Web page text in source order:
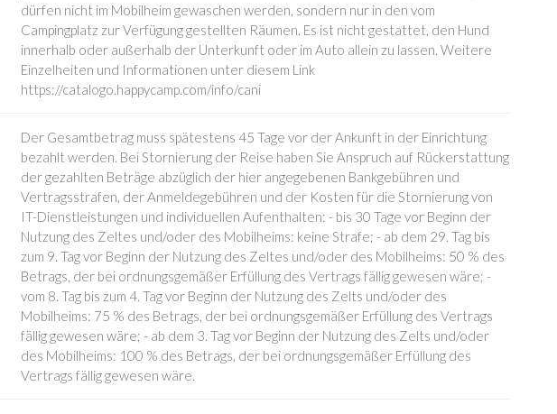
dürfen nicht im Mobilheim gewaschen werden, sondern nur in den vom
Campingplatz zur Verfügung gestellten Räumen. Es ist nicht gestattet, den Hund
innerhalb oder außerhalb der Unterkunft oder im Auto allein zu lassen. Weitere
Einzelheiten und Informationen unter diesem Link
https://catalogo.happycamp.com/info/cani
Der Gesamtbetrag muss spätestens 45 Tage vor der Ankunft in der Einrichtung
bezahlt werden. Bei Stornierung der Reise haben Sie Anspruch auf Rückerstattung
der gezahlten Beträge abzüglich der hier angegebenen Bankgebühren und
Vertragsstrafen, der Anmeldegebühren und der Kosten für die Stornierung von
IT-Dienstleistungen und individuellen Aufenthalten: - bis 30 Tage vor Beginn der
Nutzung des Zeltes und/oder des Mobilheims: keine Strafe; - ab dem 29. Tag bis
zum 9. Tag vor Beginn der Nutzung des Zeltes und/oder des Mobilheims: 50 % des
Betrags, der bei ordnungsgemäßer Erfüllung des Vertrags fällig gewesen wäre; -
vom 8. Tag bis zum 4. Tag vor Beginn der Nutzung des Zelts und/oder des
Mobilheims: 75 % des Betrags, der bei ordnungsgemäßer Erfüllung des Vertrags
fällig gewesen wäre; - ab dem 3. Tag vor Beginn der Nutzung des Zelts und/oder
des Mobilheims: 100 % des Betrags, der bei ordnungsgemäßer Erfüllung des
Vertrags fällig gewesen wäre.